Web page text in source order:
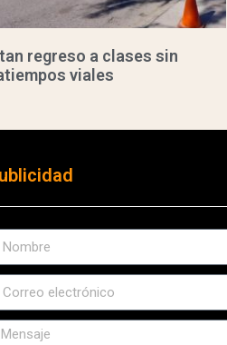
regreso a clases sin
viales